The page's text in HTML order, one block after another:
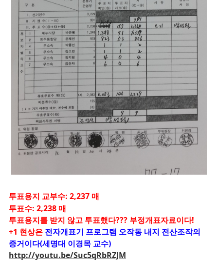
투표용지 교부수: 2,237 매
투표수: 2,238 매
투표용지를 받지 않고 투표했다??? 부정개표자료이다!
+1 현상은 전자개표기 프로그램 오작동 내지 전산조작의
증거이다(세명대 이경목 교수)
http://youtu.be/Suc5qRbRZJM